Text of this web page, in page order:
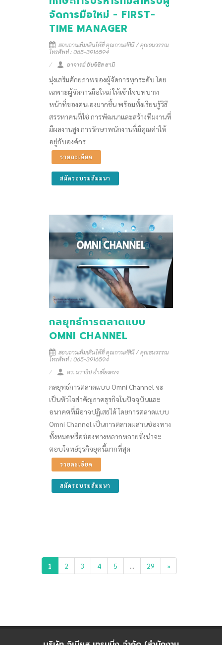
จัดการมือใหม่ - FIRST-
TIME MANAGER
สอบถามเพิ่มเติมได้ที่ คุณกานต์สินี / คุณธนวรรณ
โทรศัพท์ : 065-3916594
อาจารย์ อับซิซิส ฮามิ
มุ่งเสริมศักยภาพของผู้จัดการทุกระดับ โดย
เฉพาะผู้จัดการมือใหม่ ให้เข้าใจบทบาท
หน้าที่ของตนเองมากขึ้น พร้อมทั้งเรียนรู้วิธี
สรรหาคนที่ใช่ การพัฒนาและสร้างทีมงานที่
มีผลงานสูง การรักษาพนักงานที่มีคุณค่าให้
อยู่กับองค์กร
รายละเอียด
สมัครอบรมสัมมนา
กลยุทธ์การตลาดแบบ
OMNI CHANNEL
สอบถามเพิ่มเติมได้ที่ คุณกานต์สินี / คุณธนวรรณ
โทรศัพท์ : 065-3916594
ดร. นราธิป อ่ำเที่ยงตรง
กลยุทธ์การตลาดแบบ Omni Channel จะ
เป็นหัวใจสำคัญภาคธุรกิจในปัจจุบันและ
อนาคตที่มิอาจปฏิเสธได้ โดยการตลาดแบบ
Omni Channel เป็นการตลาดผสานช่องทาง
ทั้งหมดหรือช่องทางหลากหลายซึ่งน่าจะ
ตอบโจทย์ธุรกิจยุคนี้มากที่สุด
รายละเอียด
สมัครอบรมสัมมนา
1 2 3 4 5 ... 29 »